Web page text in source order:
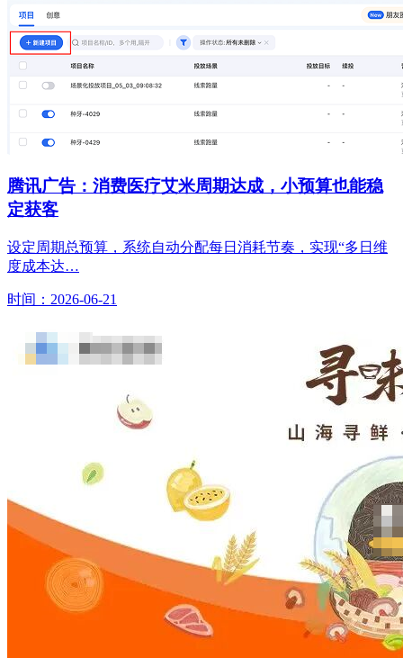
腾讯广告：消费医疗艾米周期达成，小预算也能稳
定获客
设定周期总预算，系统自动分配每日消耗节奏，实现“多日维
度成本达…
时间：2026-06-21